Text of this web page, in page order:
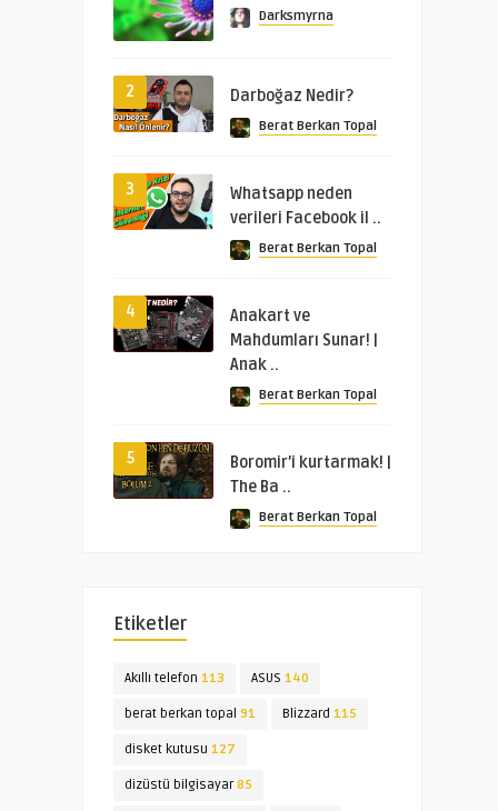
Darksmyrna
2 Darboğaz Nedir?
Berat Berkan Topal
3
Whatsapp neden
verileri Facebook il ..
Berat Berkan Topal
4
Anakart ve
Mahdumları Sunar! |
Anak ..
Berat Berkan Topal
5
Boromir’i kurtarmak! |
The Ba ..
Berat Berkan Topal
Etiketler
Akıllı telefon 113 ASUS 140
berat berkan topal 91 Blizzard 115
disket kutusu 127
dizüstü bilgisayar85